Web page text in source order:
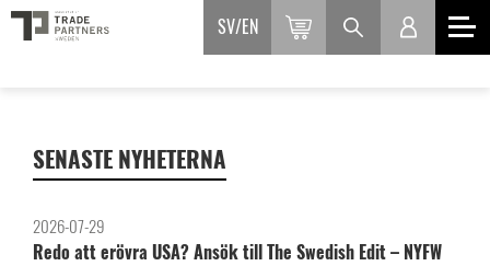
SV EN
SENASTE NYHETERNA
2026-07-29
Redo att erövra USA? Ansök till The Swedish Edit – NYFW